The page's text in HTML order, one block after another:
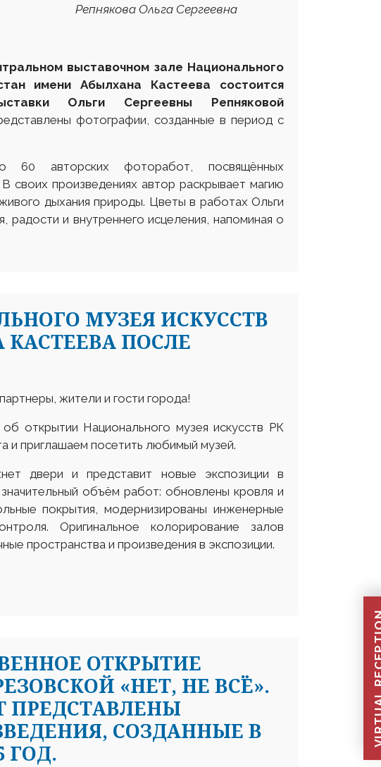
Репнякова Ольга Сергеевна
выставочном зале Национального
имени Абылхана Кастеева состоится
Ольги Сергеевны Репняковой
фотографии, созданные в период с
60 авторских фоторабот, посвящённых
своих произведениях автор раскрывает магию
дыхания природы. Цветы в работах Ольги
и внутреннего исцеления, напоминая о
МУЗЕЯ ИСКУССТВ
ПОСЛЕ
жители и гости города!
открытии Национального музея искусств РК
и приглашаем посетить любимый музей.
двери и представит новые экспозиции в
объём работ: обновлены кровля и
покрытия, модернизированы инженерные
Оригинальное колорирование залов
пространства и произведения в экспозиции.
ОТКРЫТИЕ
«НЕТ, НЕ ВСЁ».
ПРЕДСТАВЛЕНЫ
СОЗДАННЫЕ В
ГОД.